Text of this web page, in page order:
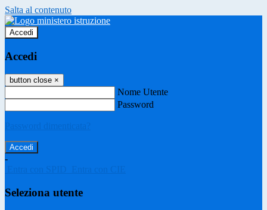
Salta al contenuto
Accedi
Accedi
button close ×
Nome Utente
Password
Password dimenticata?
-
Entra con SPID
Entra con CIE
Seleziona utente